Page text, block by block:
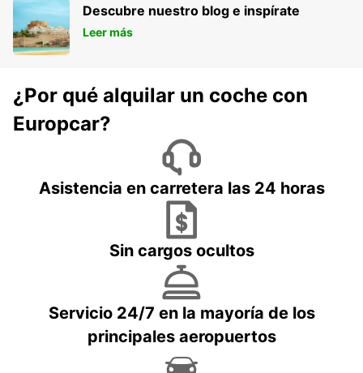
Descubre nuestro blog e inspírate
Leer más
¿Por qué alquilar un coche con
Europcar?
Asistencia en carretera las 24 horas
Sin cargos ocultos
Servicio 24/7 en la mayoría de los
principales aeropuertos